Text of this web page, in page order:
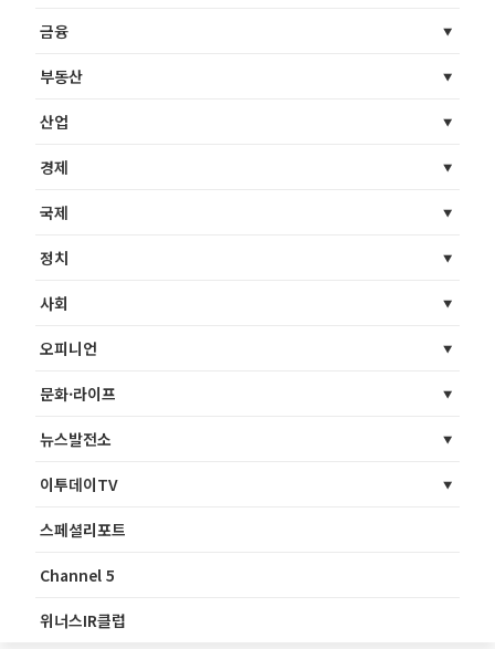
금융
부동산
산업
경제
국제
정치
사회
오피니언
문화·라이프
뉴스발전소
이투데이TV
스페셜리포트
Channel 5
위너스IR클럽